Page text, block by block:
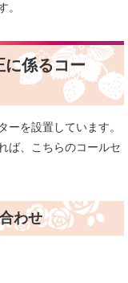
。
に係るコー
を設置しています。
ば、こちらのコールセ
わせ